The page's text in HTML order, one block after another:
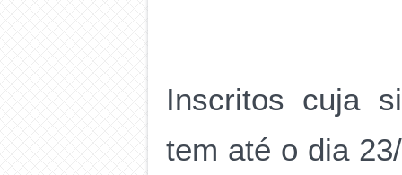
Inscritos cuja
tem até o dia